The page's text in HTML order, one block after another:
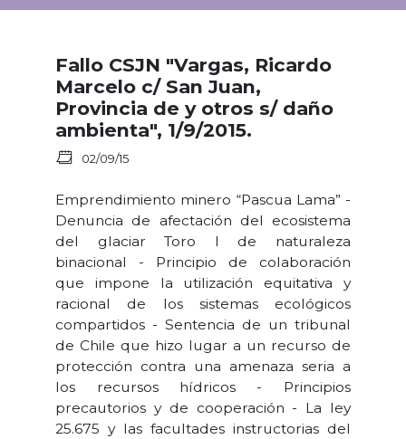
Fallo CSJN "Vargas, Ricardo
Marcelo c/ San Juan,
Provincia de y otros s/ daño
ambienta", 1/9/2015.
02/09/15
Emprendimiento minero “Pascua Lama” -
Denuncia de afectación del ecosistema
del glaciar Toro I de naturaleza
binacional - Principio de colaboración
que impone la utilización equitativa y
racional de los sistemas ecológicos
compartidos - Sentencia de un tribunal
de Chile que hizo lugar a un recurso de
protección contra una amenaza seria a
los recursos hídricos - Principios
precautorios y de cooperación - La ley
25.675 y las facultades instructorias del